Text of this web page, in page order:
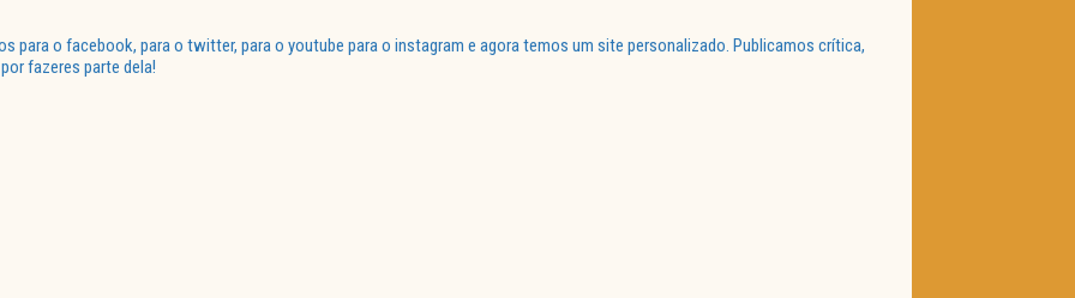
para o facebook, para o twitter, para o youtube para o instagram e agora temos um site personalizado. Publicamos crítica,
fazeres parte dela!